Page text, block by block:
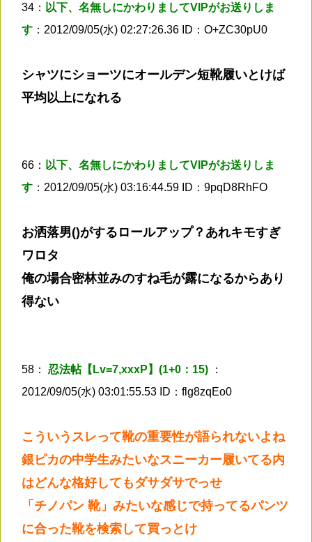
34： 以下、名無しにかわりましてVIPがお送りしま
す ：2012/09/05(水) 02:27:26.36 ID：O+ZC30pU0
シャツにショーツにオールデン短靴履いとけば
平均以上になれる
66： 以下、名無しにかわりましてVIPがお送りしま
す ：2012/09/05(水) 03:16:44.59 ID：9pqD8RhFO
お洒落男()がするロールアップ？あれキモすぎ
ワロタ
俺の場合密林並みのすね毛が露になるからあり
得ない
58： 忍法帖【Lv=7,xxxP】(1+0：15)
：
2012/09/05(水) 03:01:55.53 ID：flg8zqEo0
こういうスレって靴の重要性が語られないよね
銀ピカの中学生みたいなスニーカー履いてる内
はどんな格好してもダサダサでっせ
「チノパン 靴」みたいな感じで持ってるパンツ
に合った靴を検索して買っとけ